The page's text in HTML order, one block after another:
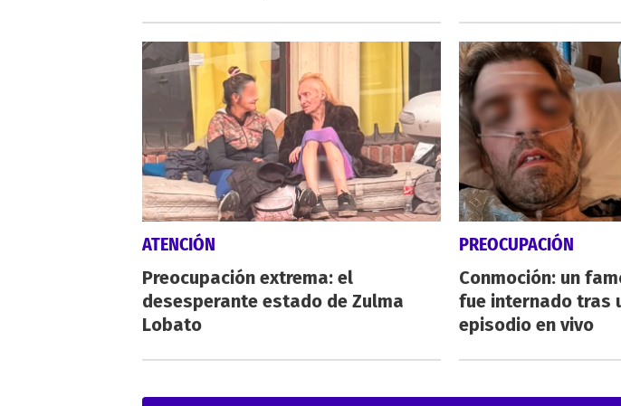
ATENCIÓN
Preocupación extrema: el
desesperante estado de Zulma
Lobato
PREOCUPACIÓN
Conmoción: un
fue internado tras
episodio en vivo